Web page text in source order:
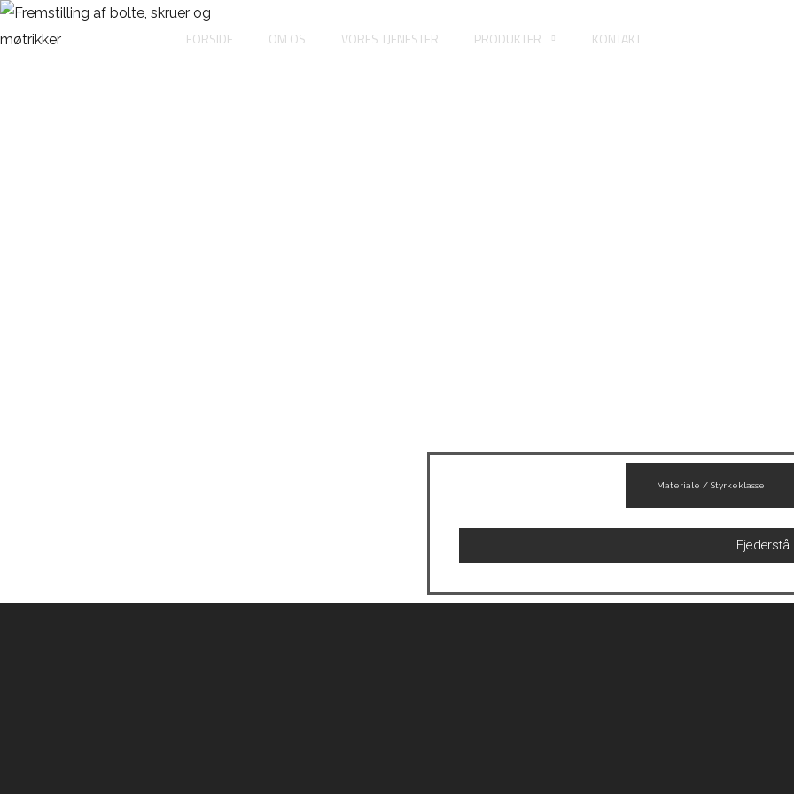
FORSIDE OM OS VORES TJENESTER PRODUKTER KONTAKT
Materiale / Styrkeklasse
Fjederstål